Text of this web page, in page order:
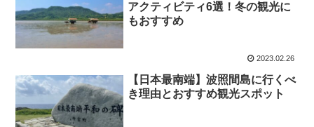
アクティビティ6選！冬の観光に
もおすすめ
2023.02.26
【日本最南端】波照間島に行くべ
き理由とおすすめ観光スポット